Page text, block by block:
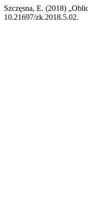
Szczęsna, E. (2018)
10.21697/zk.2018.5.02.